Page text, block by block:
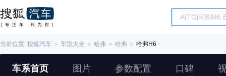
当前位置: 搜狐汽车 ＞ 车型大全 ＞ 哈弗 ＞ 哈弗 ＞ 哈弗H6
车系首页 图片 参数配置 口碑